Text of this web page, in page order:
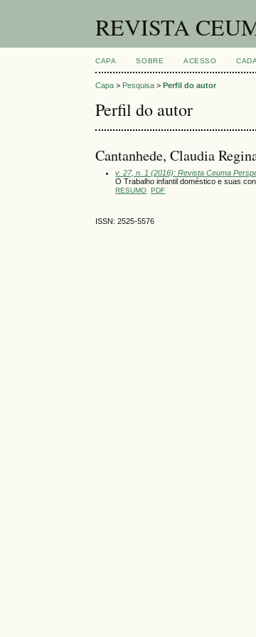
REVISTA
CAPA SOBRE ACESSO
Capa > Pesquisa >Perfil do autor
Perfil do autor
Cantanhede, Claudia
v. 27, n. 1 (2016): Revista Ceuma
O Trabalho infantil doméstico e suas
RESUMO PDF
ISSN: 2525-5576